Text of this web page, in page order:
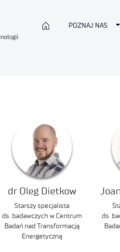
POZNAJ NAS
dr Oleg Dietkow
Starszy specjalista
ds. badawczych w Centrum
Badań nad Transformacją
Energetyczną
ds.